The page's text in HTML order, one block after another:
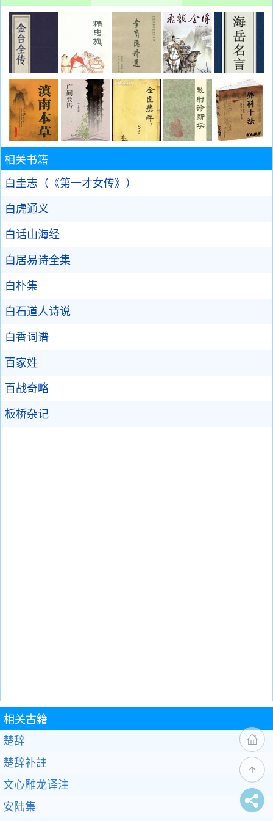
相关书籍
白圭志（《第一才女传》）
白虎通义
白话山海经
白居易诗全集
白朴集
白石道人诗说
白香词谱
百家姓
百战奇略
板桥杂记
相关古籍
楚辞
楚辞补註
文心雕龙译注
安陆集